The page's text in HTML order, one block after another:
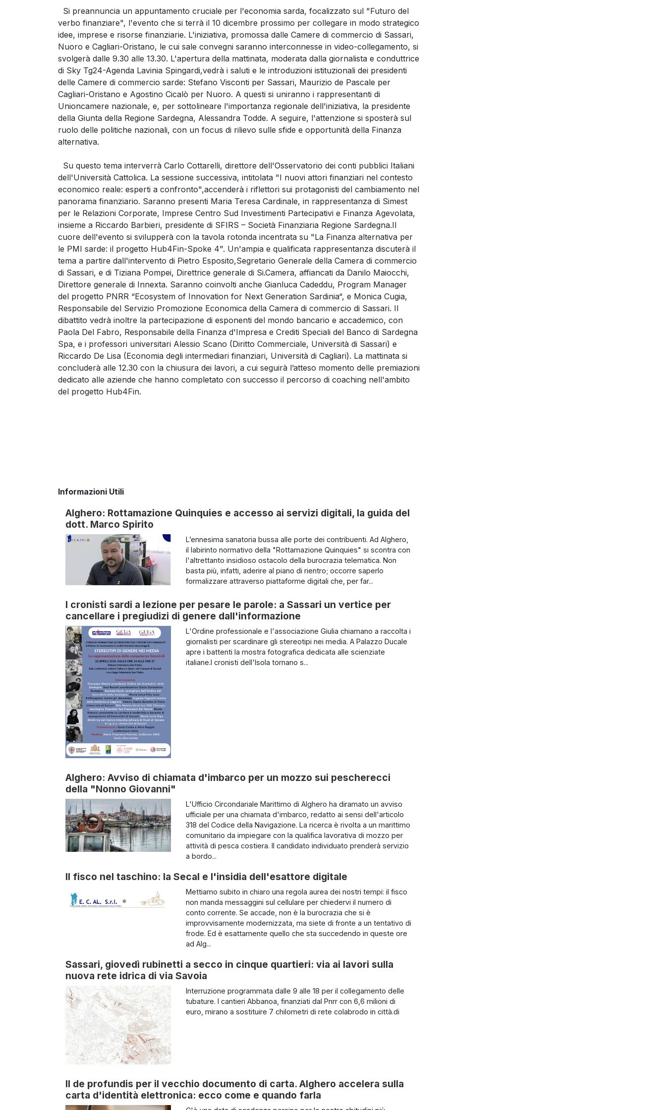
Si preannuncia un appuntamento cruciale per l'economia sarda, focalizzato sul "Futuro del
verbo finanziare", l'evento che si terrà il 10 dicembre prossimo per collegare in modo strategico
idee, imprese e risorse finanziarie. L'iniziativa, promossa dalle Camere di commercio di Sassari,
Nuoro e Cagliari-Oristano, le cui sale convegni saranno interconnesse in video-collegamento, si
svolgerà dalle 9.30 alle 13.30. L'apertura della mattinata, moderata dalla giornalista e conduttrice
di Sky Tg24-Agenda Lavinia Spingardi,vedrà i saluti e le introduzioni istituzionali dei presidenti
delle Camere di commercio sarde: Stefano Visconti per Sassari, Maurizio de Pascale per
Cagliari-Oristano e Agostino Cicalò per Nuoro. A questi si uniranno i rappresentanti di
Unioncamere nazionale, e, per sottolineare l'importanza regionale dell'iniziativa, la presidente
della Giunta della Regione Sardegna, Alessandra Todde. A seguire, l'attenzione si sposterà sul
ruolo delle politiche nazionali, con un focus di rilievo sulle sfide e opportunità della Finanza
alternativa.
Su questo tema interverrà Carlo Cottarelli, direttore dell'Osservatorio dei conti pubblici Italiani
dell'Università Cattolica. La sessione successiva, intitolata "I nuovi attori finanziari nel contesto
economico reale: esperti a confronto",accenderà i riflettori sui protagonisti del cambiamento nel
panorama finanziario. Saranno presenti Maria Teresa Cardinale, in rappresentanza di Simest
per le Relazioni Corporate, Imprese Centro Sud Investimenti Partecipativi e Finanza Agevolata,
insieme a Riccardo Barbieri, presidente di SFIRS – Società Finanziaria Regione Sardegna.Il
cuore dell'evento si svilupperà con la tavola rotonda incentrata su "La Finanza alternativa per
le PMI sarde: il progetto Hub4Fin-Spoke 4". Un'ampia e qualificata rappresentanza discuterà il
tema a partire dall'intervento di Pietro Esposito,Segretario Generale della Camera di commercio
di Sassari, e di Tiziana Pompei, Direttrice generale di Si.Camera, affiancati da Danilo Maiocchi,
Direttore generale di Innexta. Saranno coinvolti anche Gianluca Cadeddu, Program Manager
del progetto PNRR “Ecosystem of Innovation for Next Generation Sardinia“, e Monica Cugia,
Responsabile del Servizio Promozione Economica della Camera di commercio di Sassari. Il
dibattito vedrà inoltre la partecipazione di esponenti del mondo bancario e accademico, con
Paola Del Fabro, Responsabile della Finanza d'Impresa e Crediti Speciali del Banco di Sardegna
Spa, e i professori universitari Alessio Scano (Diritto Commerciale, Università di Sassari) e
Riccardo De Lisa (Economia degli intermediari finanziari, Università di Cagliari). La mattinata si
concluderà alle 12.30 con la chiusura dei lavori, a cui seguirà l’atteso momento delle premiazioni
dedicato alle aziende che hanno completato con successo il percorso di coaching nell'ambito
del progetto Hub4Fin.
Informazioni Utili
Alghero: Rottamazione Quinquies e accesso ai servizi digitali, la guida del
dott. Marco Spirito
L’ennesima sanatoria bussa alle porte dei contribuenti. Ad Alghero,
il labirinto normativo della "Rottamazione Quinquies" si scontra con
l'altrettanto insidioso ostacolo della burocrazia telematica. Non
basta più, infatti, aderire al piano di rientro; occorre saperlo
formalizzare attraverso piattaforme digitali che, per far...
I cronisti sardi a lezione per pesare le parole: a Sassari un vertice per
cancellare i pregiudizi di genere dall'informazione
L'Ordine professionale e l'associazione Giulia chiamano a raccolta i
giornalisti per scardinare gli stereotipi nei media. A Palazzo Ducale
apre i battenti la mostra fotografica dedicata alle scienziate
italiane.I cronisti dell'Isola tornano s...
Alghero: Avviso di chiamata d'imbarco per un mozzo sui pescherecci
della "Nonno Giovanni"
L'Ufficio Circondariale Marittimo di Alghero ha diramato un avviso
ufficiale per una chiamata d'imbarco, redatto ai sensi dell'articolo
318 del Codice della Navigazione. La ricerca è rivolta a un marittimo
comunitario da impiegare con la qualifica lavorativa di mozzo per
attività di pesca costiera. Il candidato individuato prenderà servizio
a bordo...
Il fisco nel taschino: la Secal e l'insidia dell'esattore digitale
Mettiamo subito in chiaro una regola aurea dei nostri tempi: il fisco
non manda messaggini sul cellulare per chiedervi il numero di
conto corrente. Se accade, non è la burocrazia che si è
improvvisamente modernizzata, ma siete di fronte a un tentativo di
frode. Ed è esattamente quello che sta succedendo in queste ore
ad Alg...
Sassari, giovedì rubinetti a secco in cinque quartieri: via ai lavori sulla
nuova rete idrica di via Savoia
Interruzione programmata dalle 9 alle 18 per il collegamento delle
tubature. I cantieri Abbanoa, finanziati dal Pnrr con 6,6 milioni di
euro, mirano a sostituire 7 chilometri di rete colabrodo in città.di
Il de profundis per il vecchio documento di carta. Alghero accelera sulla
carta d'identità elettronica: ecco come e quando farla